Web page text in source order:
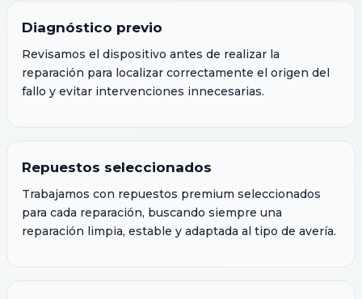
Diagnóstico previo
Revisamos el dispositivo antes de realizar la
reparación para localizar correctamente el origen del
fallo y evitar intervenciones innecesarias.
Repuestos seleccionados
Trabajamos con repuestos premium seleccionados
para cada reparación, buscando siempre una
reparación limpia, estable y adaptada al tipo de avería.